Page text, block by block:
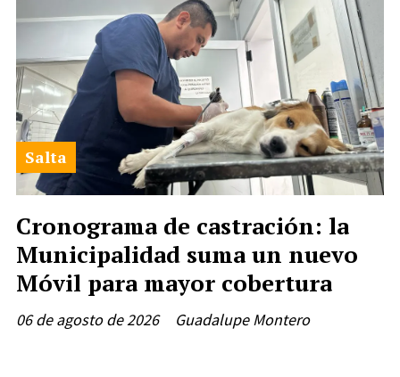
Cronograma de castración: la
Municipalidad suma un nuevo
Móvil para mayor cobertura
Guadalupe Montero
Salta
06 de agosto de 2026